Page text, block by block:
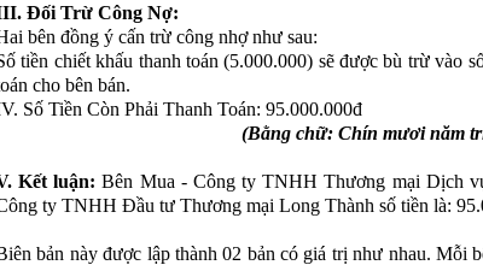
Đối Trừ Công Nợ:
bên đồng ý cấn trừ công nhợ như sau:
tiền chiết khấu thanh toán (5.000.000) sẽ được bù trừ vào
cho bên bán.
Số Tiền Còn Phải Thanh Toán: 95.000.000đ
(Bằng chữ: Chín mươi năm
Kết luận:Bên Mua - Công ty TNHH Thương mại Dịch
ty TNHH Đầu tư Thương mại Long Thành số tiền là:
bản này được lập thành 02 bản có giá trị như nhau. Mỗi